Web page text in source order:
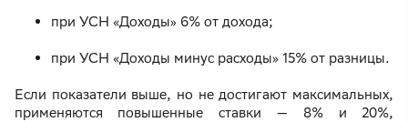
при УСН «Доходы» 6% от дохода;
при УСН «Доходы минус расходы» 15% от разницы.
Если показатели выше, но не достигают максимальных,
применяются повышенные ставки — 8% и 20%,